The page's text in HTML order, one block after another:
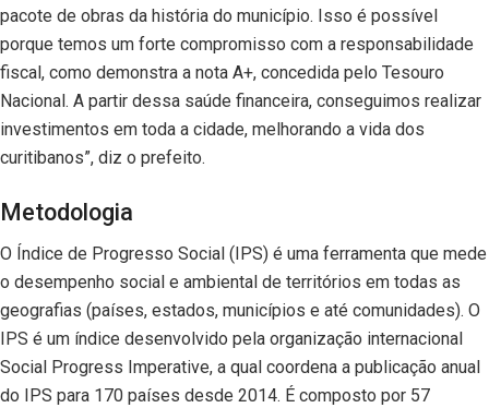
pacote de obras da história do município. Isso é possível
porque temos um forte compromisso com a responsabilidade
fiscal, como demonstra a nota A+, concedida pelo Tesouro
Nacional. A partir dessa saúde financeira, conseguimos realizar
investimentos em toda a cidade, melhorando a vida dos
curitibanos”, diz o prefeito.
Metodologia
O Índice de Progresso Social (IPS) é uma ferramenta que mede
o desempenho social e ambiental de territórios em todas as
geografias (países, estados, municípios e até comunidades). O
IPS é um índice desenvolvido pela organização internacional
Social Progress Imperative, a qual coordena a publicação anual
do IPS para 170 países desde 2014. É composto por 57